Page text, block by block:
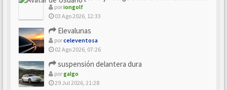
poriongolf
03 Ago 2026, 12:33
Elevalunas
porceleventosa
02 Ago 2026, 07:26
suspensión delantera dura
porgalgo
29 Jul 2026, 21:28